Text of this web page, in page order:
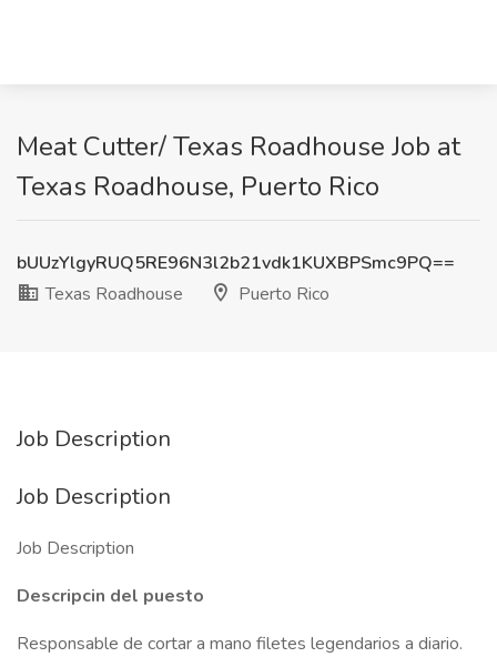
Meat Cutter/ Texas Roadhouse Job at
Texas Roadhouse, Puerto Rico
bUUzYlgyRUQ5RE96N3l2b21vdk1KUXBPSmc9PQ==
Texas Roadhouse
Puerto Rico
Job Description
Job Description
Job Description
Descripcin del puesto
Responsable de cortar a mano filetes legendarios a diario.